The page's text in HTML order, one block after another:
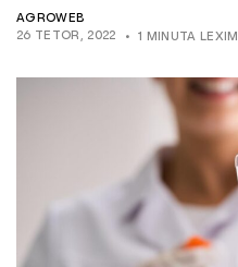
AGROWEB
26 TETOR, 2022
1 MINUTA LEXIM